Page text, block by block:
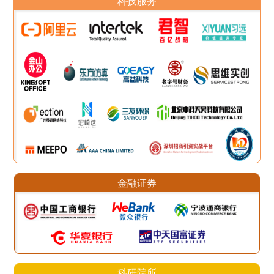
金融证券